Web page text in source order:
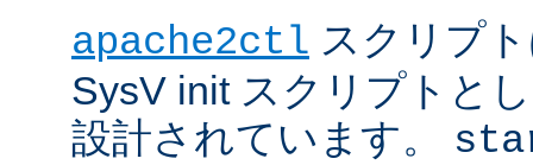
apache2ctl スクリプ
SysV init スクリプトと
設計されています。